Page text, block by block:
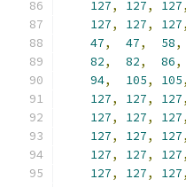
127, 127, 127,
127, 127, 127,
47, 47, 58,
82, 82, 86,
94, 105, 105,
127, 127, 127,
127, 127, 127,
127, 127, 127,
127, 127, 127,
127, 127, 127,